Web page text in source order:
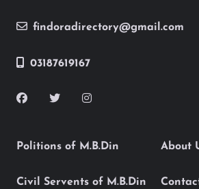
findoradirectory@gmail.com
03187619167
Politions of M.B.Din
Civil Servents of M.B.Din
About